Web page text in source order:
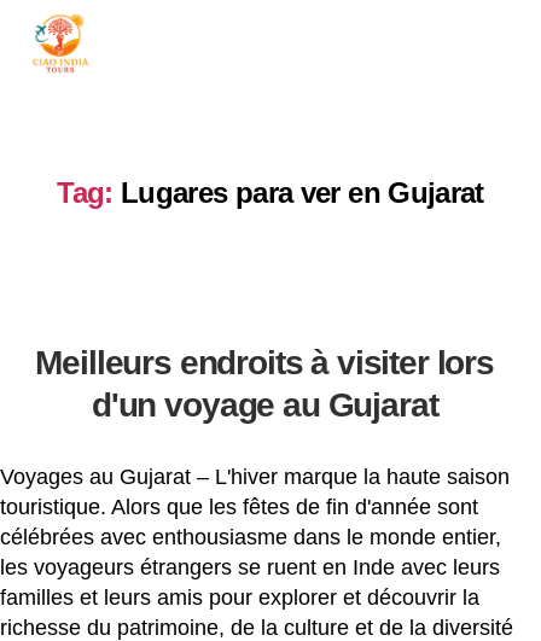
Tag: Lugares para ver en Gujarat
Meilleurs endroits à visiter lors
d'un voyage au Gujarat
Voyages au Gujarat – L'hiver marque la haute saison
touristique. Alors que les fêtes de fin d'année sont
célébrées avec enthousiasme dans le monde entier,
les voyageurs étrangers se ruent en Inde avec leurs
familles et leurs amis pour explorer et découvrir la
richesse du patrimoine, de la culture et de la diversité